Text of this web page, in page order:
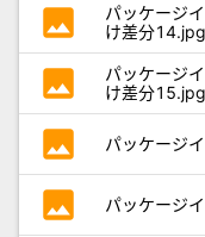
photo
パッケージ
け差分14.jpg
photo
パッケージ
け差分15.jpg
photo パッケージ
photo パッケージ